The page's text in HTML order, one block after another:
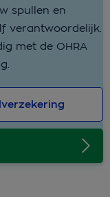
spullen en
verantwoordelijk.
met de OHRA